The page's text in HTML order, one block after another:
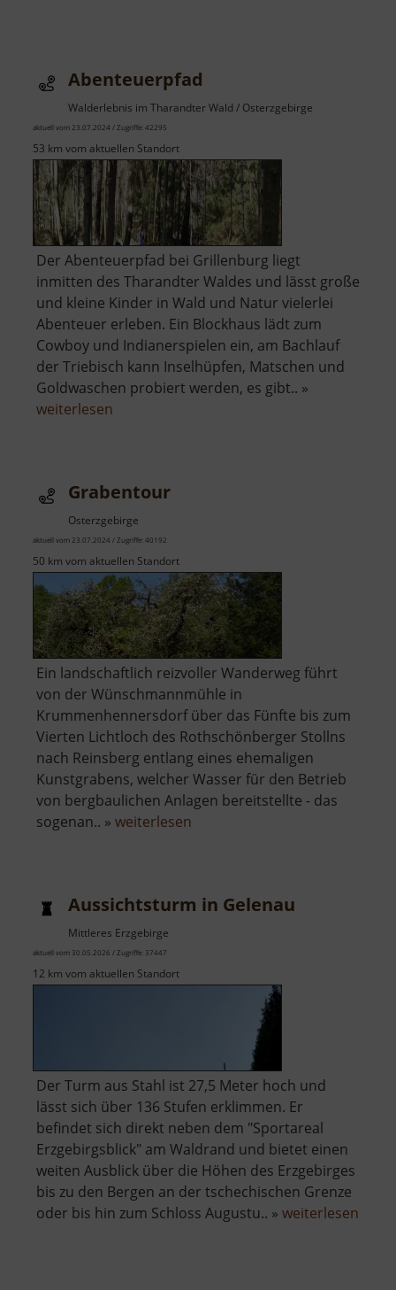
Abenteuerpfad
Walderlebnis im Tharandter Wald / Osterzgebirge
aktuell vom 23.07.2024 / Zugriffe: 42295
53 km vom aktuellen Standort
Der Abenteuerpfad bei Grillenburg liegt
inmitten des Tharandter Waldes und lässt große
und kleine Kinder in Wald und Natur vielerlei
Abenteuer erleben. Ein Blockhaus lädt zum
Cowboy und Indianerspielen ein, am Bachlauf
der Triebisch kann Inselhüpfen, Matschen und
Goldwaschen probiert werden, es gibt.. »
weiterlesen
Grabentour
Osterzgebirge
aktuell vom 23.07.2024 / Zugriffe: 40192
50 km vom aktuellen Standort
Ein landschaftlich reizvoller Wanderweg führt
von der Wünschmannmühle in
Krummenhennersdorf über das Fünfte bis zum
Vierten Lichtloch des Rothschönberger Stollns
nach Reinsberg entlang eines ehemaligen
Kunstgrabens, welcher Wasser für den Betrieb
von bergbaulichen Anlagen bereitstellte - das
sogenan.. » weiterlesen
Aussichtsturm in Gelenau
Mittleres Erzgebirge
aktuell vom 30.05.2026 / Zugriffe: 37447
12 km vom aktuellen Standort
Der Turm aus Stahl ist 27,5 Meter hoch und
lässt sich über 136 Stufen erklimmen. Er
befindet sich direkt neben dem "Sportareal
Erzgebirgsblick" am Waldrand und bietet einen
weiten Ausblick über die Höhen des Erzgebirges
bis zu den Bergen an der tschechischen Grenze
oder bis hin zum Schloss Augustu.. » weiterlesen